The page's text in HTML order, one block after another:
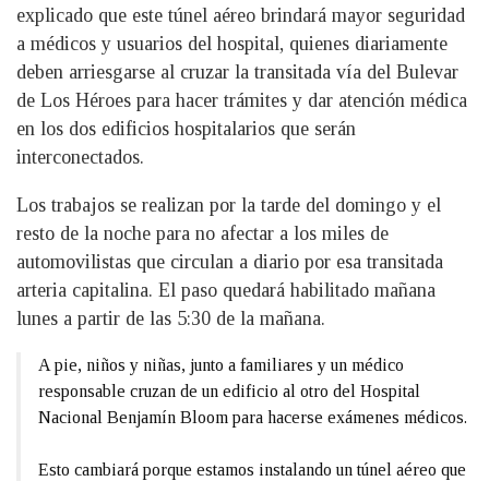
explicado que este túnel aéreo brindará mayor seguridad
a médicos y usuarios del hospital, quienes diariamente
deben arriesgarse al cruzar la transitada vía del Bulevar
de Los Héroes para hacer trámites y dar atención médica
en los dos edificios hospitalarios que serán
interconectados.
Los trabajos se realizan por la tarde del domingo y el
resto de la noche para no afectar a los miles de
automovilistas que circulan a diario por esa transitada
arteria capitalina. El paso quedará habilitado mañana
lunes a partir de las 5:30 de la mañana.
A pie, niños y niñas, junto a familiares y un médico
responsable cruzan de un edificio al otro del Hospital
Nacional Benjamín Bloom para hacerse exámenes médicos.
Esto cambiará porque estamos instalando un túnel aéreo que